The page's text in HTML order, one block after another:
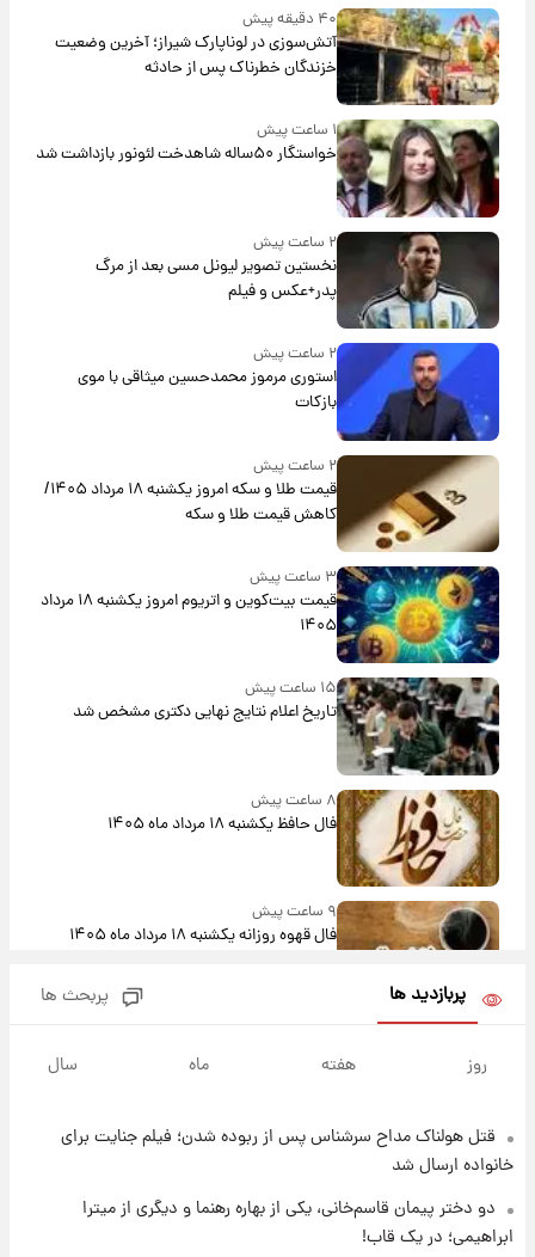
۴۰ دقیقه پیش
آتش‌سوزی در لوناپارک شیراز؛ آخرین وضعیت
خزندگان خطرناک پس از حادثه
۱ ساعت پیش
خواستگار ۵۰ساله شاهدخت لئونور بازداشت شد
۲ ساعت پیش
نخستین تصویر لیونل مسی بعد از مرگ
پدر+عکس و فیلم
۲ ساعت پیش
استوری مرموز محمدحسین میثاقی با موی
بازکات
۲ ساعت پیش
قیمت طلا و سکه امروز یکشنبه ۱۸ مرداد ۱۴۰۵/
کاهش قیمت طلا و سکه
۳ ساعت پیش
قیمت بیت‌کوین و اتریوم امروز یکشنبه ۱۸ مرداد
۱۴۰۵
۱۵ ساعت پیش
تاریخ اعلام نتایج نهایی دکتری مشخص شد
۸ ساعت پیش
فال حافظ یکشنبه ۱۸ مرداد ماه ۱۴۰۵
۹ ساعت پیش
فال قهوه روزانه یکشنبه ۱۸ مرداد ماه ۱۴۰۵
۱۷ ساعت پیش
پربازدید ها پربحث ها
روز هفته ماه سال
قتل هولناک مداح سرشناس پس از ربوده شدن؛ فیلم جنایت برای
خانواده ارسال شد
دو دختر پیمان قاسم‌خانی، یکی از بهاره رهنما و دیگری از میترا
ابراهیمی؛ در یک قاب!